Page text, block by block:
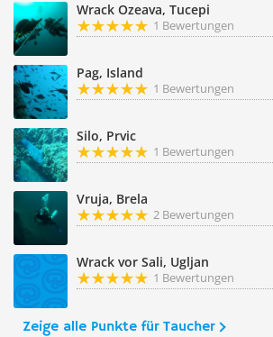
Wrack Ozeava, Tucepi
1 Bewertungen
Pag, Island
1 Bewertungen
Silo, Prvic
1 Bewertungen
Vruja, Brela
2 Bewertungen
Wrack vor Sali, Ugljan
1 Bewertungen
Zeige alle Punkte für Taucher